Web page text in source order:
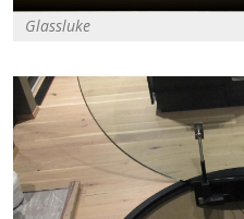
Glassluke